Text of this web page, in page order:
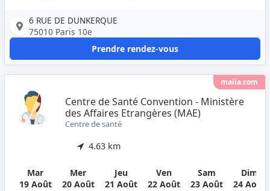
6 RUE DE DUNKERQUE
75010 Paris 10e
Prendre rendez-vous
maiia.com
Centre de Santé Convention - Ministère
des Affaires Etrangères (MAE)
Centre de santé
4.63 km
Mar
19 Août
Mer
20 Août
Jeu
21 Août
Ven
22 Août
Sam
23 Août
Dim
24 Août